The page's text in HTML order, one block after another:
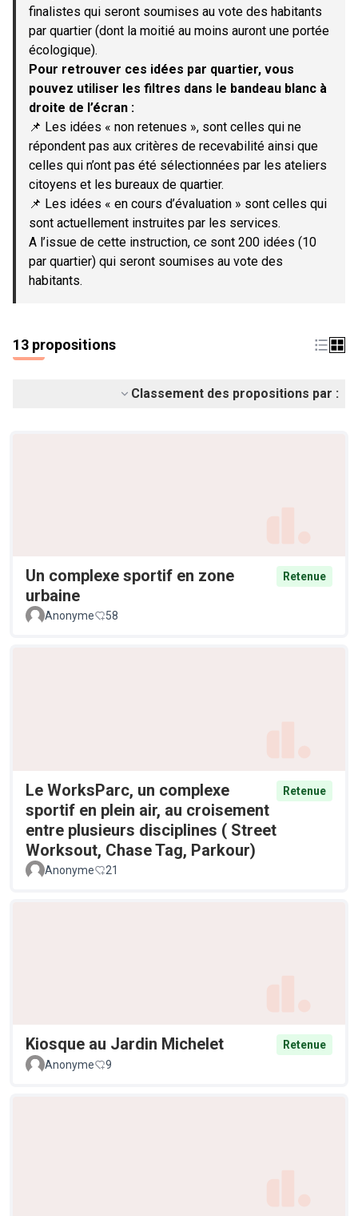
finalistes qui seront soumises au vote des habitants
par quartier (dont la moitié au moins auront une portée
écologique).
Pour retrouver ces idées par quartier, vous
pouvez utiliser les filtres dans le bandeau blanc à
droite de l’écran :
📌 Les idées « non retenues », sont celles qui ne
répondent pas aux critères de recevabilité ainsi que
celles qui n’ont pas été sélectionnées par les ateliers
citoyens et les bureaux de quartier.
📌 Les idées « en cours d’évaluation » sont celles qui
sont actuellement instruites par les services.
A l’issue de cette instruction, ce sont 200 idées (10
par quartier) qui seront soumises au vote des
habitants.
13 propositions
Classement des propositions par :
Un complexe sportif en zone
urbaine
Retenue
Anonyme 58
Le WorksParc, un complexe
sportif en plein air, au croisement
entre plusieurs disciplines ( Street
Worksout, Chase Tag, Parkour)
Retenue
Anonyme 21
Kiosque au Jardin Michelet
Retenue
Anonyme
9